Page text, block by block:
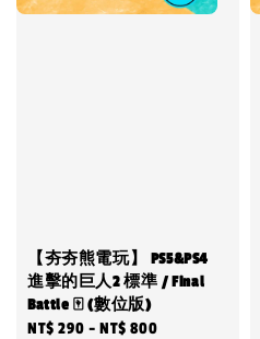
【夯夯熊電玩】 PS5&PS4
進擊的巨人2 標準 / Final
Battle 🀄 (數位版)
Regular
NT$ 290 -NT$ 800